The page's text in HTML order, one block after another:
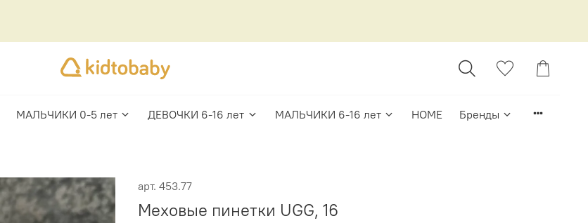
МАЛЬЧИКИ 0-5 лет ДЕВОЧКИ 6-16 лет МАЛЬЧИКИ 6-16 лет HOME Бренды
арт. 453.77
Меховые пинетки UGG, 16